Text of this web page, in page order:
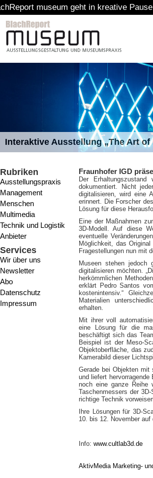
geht in kreative Pause
Interaktive Ausstellung „The Art
Rubriken
Ausstellungspraxis
Management
Menschen
Multimedia
Technik und Logistik
Anbieter
Services
Wir über uns
Newsletter
Abo
Datenschutz
Impressum
Fraunhofer IGD
Der
dokumentiert. Nicht
digitalisieren, wird eine
erinnert. Die Forscher
Lösung für diese
Eine der Maßnahmen
3D-Modell. Auf diese
eventuelle
Möglichkeit, das
Fragestellungen nun mit
Museen stehen jedoch
digitalisieren möchten.
herkömmlichen
erklärt Pedro Santos
kostenintensiv.“
Materialien
erhalten.
Mit ihrer voll
eine Lösung für die
beschäftigt sich das
Beispiel ist der Meso-
Objektoberfläche, das
Kamerabild dieser
Gerade bei Objekten mit
und liefert
noch eine ganze Reihe
Taschenmessers der
richtige Technik
Ihre Lösungen für 3D-
10. bis 12. November
Info: www.cultlab3d.de
AktivMedia Marketing-